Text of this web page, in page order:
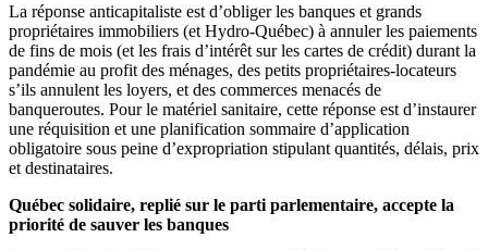
La réponse anticapitaliste est d’obliger les banques et grands
propriétaires immobiliers (et Hydro-Québec) à annuler les paiements
de fins de mois (et les frais d’intérêt sur les cartes de crédit) durant la
pandémie au profit des ménages, des petits propriétaires-locateurs
s’ils annulent les loyers, et des commerces menacés de
banqueroutes. Pour le matériel sanitaire, cette réponse est d’instaurer
une réquisition et une planification sommaire d’application
obligatoire sous peine d’expropriation stipulant quantités, délais, prix
et destinataires.
Québec solidaire, replié sur le parti parlementaire, accepte la
priorité de sauver les banques